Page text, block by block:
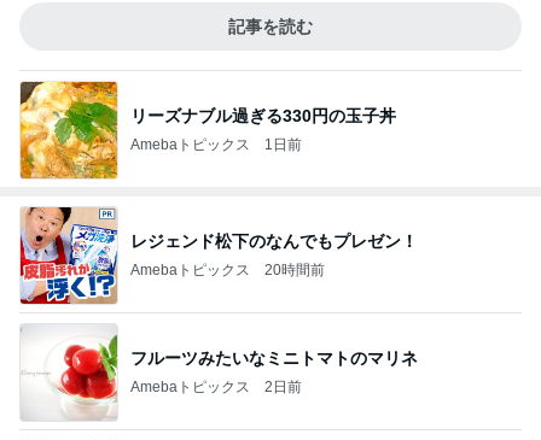
記事を読む
リーズナブル過ぎる330円の玉子丼
Amebaトピックス 1日前
レジェンド松下のなんでもプレゼン！
Amebaトピックス 20時間前
フルーツみたいなミニトマトのマリネ
Amebaトピックス 2日前